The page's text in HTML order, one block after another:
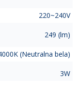
220~240V
249 (lm)
(Neutralna bela)
3W